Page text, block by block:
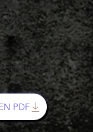
AM a 4 PM
AM
A - 30 Bogotá,
Palo Blanco
PDF